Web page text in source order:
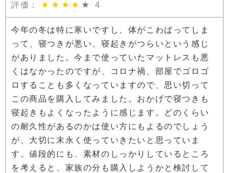
評価：
4
今年の冬は特に寒いですし、体がこわばってしま
って、寝つきが悪い、寝起きがつらいという感じ
がありました。今まで使っていたマットレスも悪
くはなかったのですが、コロナ禍、部屋でゴロゴ
ロすることも多くなっていますので、思い切って
この商品を購入してみました。おかげで寝つきも
寝起きもよくなったように感じます。どのくらい
の耐久性があるのかは使い方にもよるのでしょう
が、大切に末永く使っていきたいと思っていま
す。値段的にも、素材のしっかりしているところ
を考えると、家族の分も購入しようかと検討して